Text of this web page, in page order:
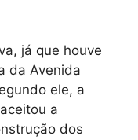
já que houve
da Avenida
ele, a
a
dos